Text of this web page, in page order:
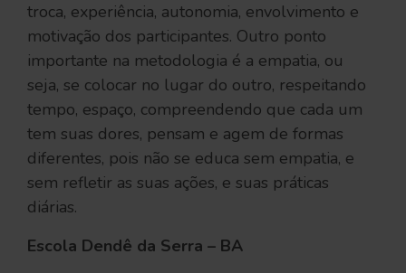
troca, experiência, autonomia, envolvimento e
motivação dos participantes. Outro ponto
importante na metodologia é a empatia, ou
seja, se colocar no lugar do outro, respeitando
tempo, espaço, compreendendo que cada um
tem suas dores, pensam e agem de formas
diferentes, pois não se educa sem empatia, e
sem refletir as suas ações, e suas práticas
diárias.
Escola Dendê da Serra – BA